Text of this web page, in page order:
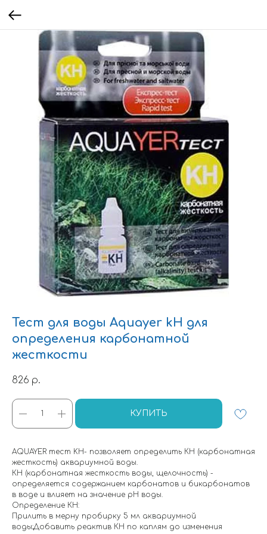
Тест для воды Aquayer kH для
определения карбонатной
жесткости
826 р.
КУПИТЬ
AQUAYER тест KH- позволяет определить КН (карбонатная
жесткость) аквариумной воды.
КН (карбонатная жесткость воды, щелочность) -
определяется содержанием карбонатов и бикарбонатов
в воде и влияет на значение рН воды.
Определение КН:
Прилить в мерну пробирку 5 мл аквариумной
воды;Добавить реактив КН по каплям до изменения